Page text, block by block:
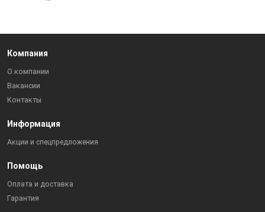
Компания
О компании
Вакансии
Контакты
Информация
Акции и спецпредложения
Помощь
Оплата и доставка
Гарантия